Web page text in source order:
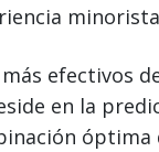
efectivos
en la
óptima